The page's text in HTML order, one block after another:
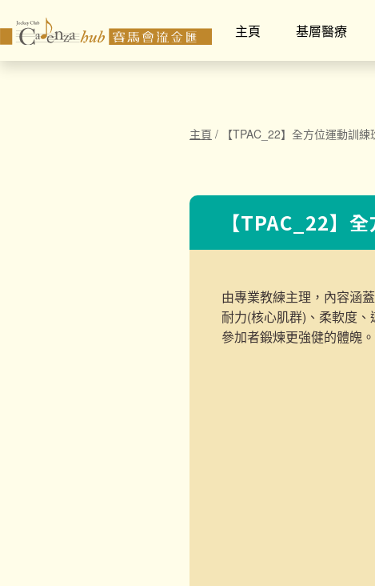
主頁 基層醫療
主頁 / 【TPAC_22】全方位運動訓練
【TPAC_22】
由專業教練主理，內容涵
耐力(核心肌群)、柔軟度
參加者鍛煉更強健的體魄